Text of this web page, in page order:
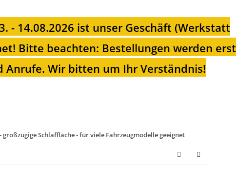
- 14.08.2026 ist unser Geschäft (Werkstatt
Bitte beachten: Bestellungen werden erst
Anrufe. Wir bitten um Ihr Verständnis!
Schlaffläche - für viele Fahrzeugmodelle geeignet